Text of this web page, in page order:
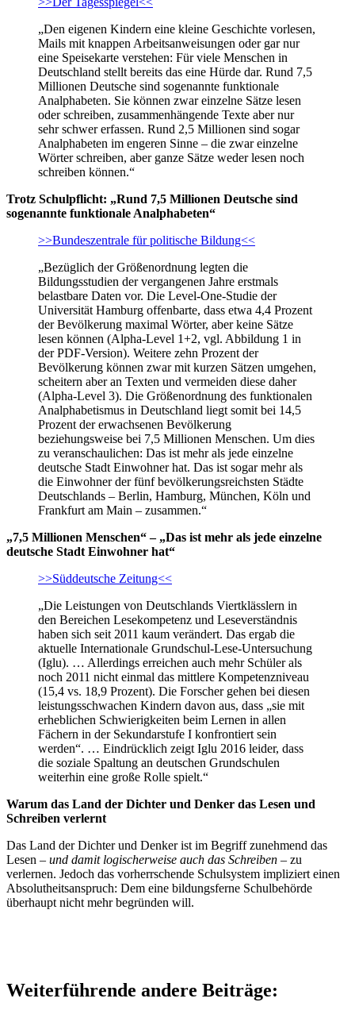
„Den eigenen Kindern eine kleine Geschichte vorlesen,
Mails mit knappen Arbeitsanweisungen oder gar nur
eine Speisekarte verstehen: Für viele Menschen in
Deutschland stellt bereits das eine Hürde dar. Rund 7,5
Millionen Deutsche sind sogenannte funktionale
Analphabeten. Sie können zwar einzelne Sätze lesen
oder schreiben, zusammenhängende Texte aber nur
sehr schwer erfassen. Rund 2,5 Millionen sind sogar
Analphabeten im engeren Sinne – die zwar einzelne
Wörter schreiben, aber ganze Sätze weder lesen noch
schreiben können.“
Trotz Schulpflicht: „Rund 7,5 Millionen Deutsche sind
sogenannte funktionale Analphabeten“
>>Bundeszentrale für politische Bildung<<
„Bezüglich der Größenordnung legten die
Bildungsstudien der vergangenen Jahre erstmals
belastbare Daten vor. Die Level-One-Studie der
Universität Hamburg offenbarte, dass etwa 4,4 Prozent
der Bevölkerung maximal Wörter, aber keine Sätze
lesen können (Alpha-Level 1+2, vgl. Abbildung 1 in
der PDF-Version). Weitere zehn Prozent der
Bevölkerung können zwar mit kurzen Sätzen umgehen,
scheitern aber an Texten und vermeiden diese daher
(Alpha-Level 3). Die Größenordnung des funktionalen
Analphabetismus in Deutschland liegt somit bei 14,5
Prozent der erwachsenen Bevölkerung
beziehungsweise bei 7,5 Millionen Menschen. Um dies
zu veranschaulichen: Das ist mehr als jede einzelne
deutsche Stadt Einwohner hat. Das ist sogar mehr als
die Einwohner der fünf bevölkerungsreichsten Städte
Deutschlands – Berlin, Hamburg, München, Köln und
Frankfurt am Main – zusammen.“
„7,5 Millionen Menschen“ – „Das ist mehr als jede einzelne
deutsche Stadt Einwohner hat“
>>Süddeutsche Zeitung<<
„Die Leistungen von Deutschlands Viertklässlern in
den Bereichen Lesekompetenz und Leseverständnis
haben sich seit 2011 kaum verändert. Das ergab die
aktuelle Internationale Grundschul-Lese-Untersuchung
(Iglu). … Allerdings erreichen auch mehr Schüler als
noch 2011 nicht einmal das mittlere Kompetenzniveau
(15,4 vs. 18,9 Prozent). Die Forscher gehen bei diesen
leistungsschwachen Kindern davon aus, dass „sie mit
erheblichen Schwierigkeiten beim Lernen in allen
Fächern in der Sekundarstufe I konfrontiert sein
werden“. … Eindrücklich zeigt Iglu 2016 leider, dass
die soziale Spaltung an deutschen Grundschulen
weiterhin eine große Rolle spielt.“
Warum das Land der Dichter und Denker das Lesen und
Schreiben verlernt
Das Land der Dichter und Denker ist im Begriff zunehmend das
Lesen – und damit logischerweise auch das Schreiben – zu
verlernen. Jedoch das vorherrschende Schulsystem impliziert einen
Absolutheitsanspruch: Dem eine bildungsferne Schulbehörde
überhaupt nicht mehr begründen will.
Weiterführende andere Beiträge: